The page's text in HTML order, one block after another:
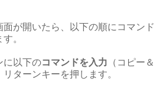
面が開いたら、以下の順にコマンド
。
に以下のコマンドを入力 （コピー＆
ターンキーを押します。